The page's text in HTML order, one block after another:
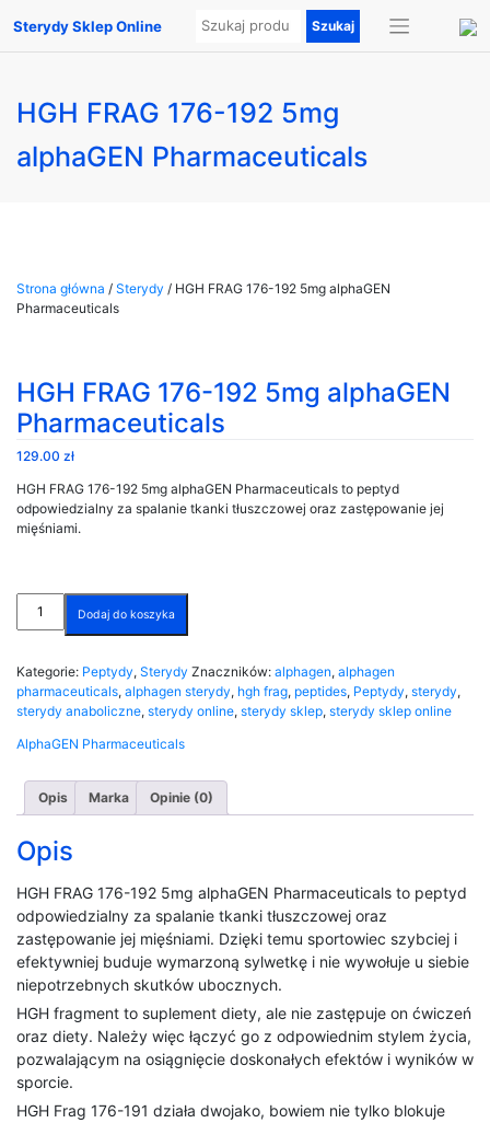
Sterydy Sklep Online
HGH FRAG 176-192 5mg
alphaGEN Pharmaceuticals
Strona główna / Sterydy / HGH FRAG 176-192 5mg alphaGEN
Pharmaceuticals
HGH FRAG 176-192 5mg alphaGEN
Pharmaceuticals
129.00 zł
HGH FRAG 176-192 5mg alphaGEN Pharmaceuticals to peptyd
odpowiedzialny za spalanie tkanki tłuszczowej oraz zastępowanie jej
mięśniami.
HGH
192
5mg
alphaGEN
Pharmaceuticals
Dodaj do koszyka
Kategorie: Peptydy, Sterydy Znaczników: alphagen, alphagen
pharmaceuticals, alphagen sterydy, hgh frag, peptides, Peptydy, sterydy,
sterydy anaboliczne, sterydy online, sterydy sklep, sterydy sklep online
AlphaGEN Pharmaceuticals
Opis Marka Opinie (0)
Opis
HGH FRAG 176-192 5mg alphaGEN Pharmaceuticals to peptyd
odpowiedzialny za spalanie tkanki tłuszczowej oraz
zastępowanie jej mięśniami. Dzięki temu sportowiec szybciej i
efektywniej buduje wymarzoną sylwetkę i nie wywołuje u siebie
niepotrzebnych skutków ubocznych.
HGH fragment to suplement diety, ale nie zastępuje on ćwiczeń
oraz diety. Należy więc łączyć go z odpowiednim stylem życia,
pozwalającym na osiągnięcie doskonałych efektów i wyników w
sporcie.
HGH Frag 176-191 działa dwojako, bowiem nie tylko blokuje